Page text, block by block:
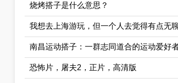
烧烤搭子是什么意思？
我想去上海游玩，但一个人去觉得有点无
南昌运动搭子：一群志同道合的运动爱好
恐怖片，屠夫2，正片，高清版